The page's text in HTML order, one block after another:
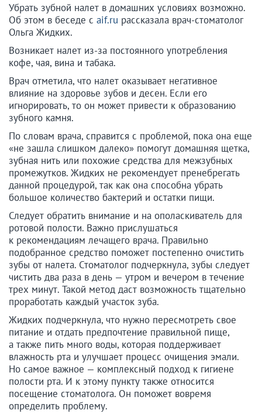
Убрать зубной налет в домашних условиях возможно.
Об этом в беседе с aif.ru рассказала врач-стоматолог
Ольга Жидких.
Возникает налет из-за постоянного употребления
кофе, чая, вина и табака.
Врач отметила, что налет оказывает негативное
влияние на здоровье зубов и десен. Если его
игнорировать, то он может привести к образованию
зубного камня.
По словам врача, справится с проблемой, пока она еще
«не зашла слишком далеко» помогут домашняя щетка,
зубная нить или похожие средства для межзубных
промежутков. Жидких не рекомендует пренебрегать
данной процедурой, так как она способна убрать
большое количество бактерий и остатки пищи.
Следует обратить внимание и на ополаскиватель для
ротовой полости. Важно прислушаться
к рекомендациям лечащего врача. Правильно
подобранное средство поможет постепенно очистить
зубы от налета. Стоматолог подчеркнула, зубы следует
чистить два раза в день — утром и вечером в течение
трех минут. Такой метод даст возможность тщательно
проработать каждый участок зуба.
Жидких подчеркнула, что нужно пересмотреть свое
питание и отдать предпочтение правильной пище,
а также пить много воды, которая поддерживает
влажность рта и улучшает процесс очищения эмали.
Но самое важное — комплексный подход к гигиене
полости рта. И к этому пункту также относится
посещение стоматолога. Он поможет вовремя
определить проблему.